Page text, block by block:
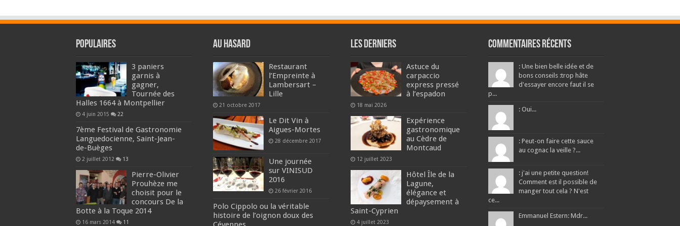
Populaires
3 paniers
garnis à
gagner,
Tournée des
Halles 1664 à Montpellier
4 juin 2015 22
7ème Festival de Gastronomie
Languedocienne, Saint-Jean-
de-Buèges
2 juillet 2012 13
Pierre-Olivier
Prouhèze me
choisit pour le
concours De la
Botte à la Toque 2014
16 mars 2014 11
Au hasard
Restaurant
l’Empreinte à
Lambersart –
Lille
21 octobre 2017
Le Dit Vin à
Aigues-Mortes
28 décembre 2017
Une journée
sur VINISUD
2016
26 février 2016
Polo Cippolo ou la véritable
histoire de l’oignon doux des
Les derniers
Astuce du
carpaccio
express pressé
à l’espadon
18 mai 2026
Expérience
gastronomique
au Cèdre de
Montcaud
12 juillet 2023
Hôtel Île de la
Lagune,
élégance et
dépaysement à
Saint-Cyprien
4 juillet 2023
Commentaires récents
: Une bien belle idée et de
bons conseils :trop hâte
d'essayer encore faut il se
p...
: Oui...
: Peut-on faire cette sauce
au cognac la veille ?...
: j'ai une petite question!
Comment est il possible de
manger tout cela ? N'est
ce...
Emmanuel Estern: Mdr...